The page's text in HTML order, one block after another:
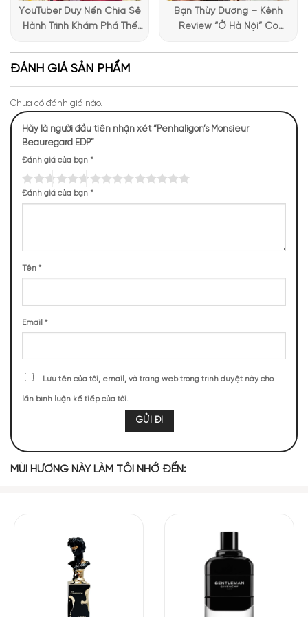
Mùi hương của Monsieur Beauregard EDP độc đáo,
sang trọng
101 (18,40%) 91 (16,58%)
YouTuber Duy Nến Chia Sẻ
Hành Trình Khám Phá Thế
Bạn Thùy Dương – Kênh
Review “Ở Hà Nội” Có
ĐÁNH GIÁ SẢN PHẨM
Chưa có đánh giá nào.
Hãy là người đầu tiên nhận xét “Penhaligon’s Monsieur
Beauregard EDP”
Đánh giá của bạn *
Đánh giá của bạn *
Tên *
Email *
Lưu tên của tôi, email, và trang web trong trình duyệt này cho
lần bình luận kế tiếp của tôi.
MÙI HƯƠNG NÀY LÀM TÔI NHỚ ĐẾN: